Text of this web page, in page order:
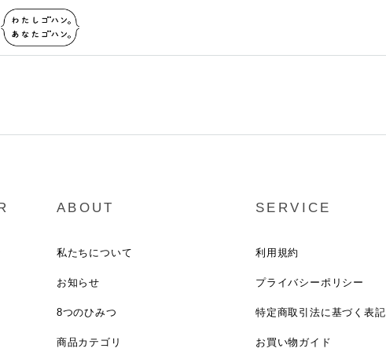
ABOUT
私たちについて
お知らせ
8つのひみつ
商品カテゴリ
SERVICE
利用規約
プライバシーポリシー
特定商取引法に基づく表記
お買い物ガイド